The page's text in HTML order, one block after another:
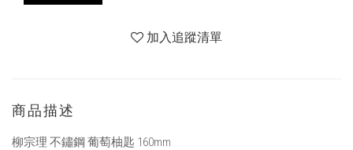
加入追蹤清單
商品描述
柳宗理 不鏽鋼 葡萄柚匙 160mm